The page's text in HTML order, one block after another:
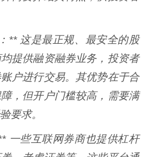
** 这是最正规、最安全的股
提供融资融券业务，投资者
户进行交易。其优势在于合
，但开户门槛较高，需要满
要求。
一些互联网券商也提供杠杆